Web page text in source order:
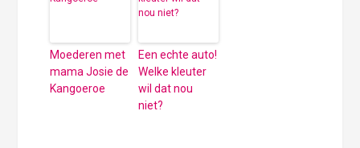
Moederen met
mama Josie de
Kangoeroe
Een echte auto!
Welke kleuter
wil dat nou
niet?